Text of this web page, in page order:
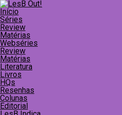
Início
Séries
Review
Matérias
Webséries
Review
Matérias
Literatura
Livros
HQs
Resenhas
Colunas
Editorial